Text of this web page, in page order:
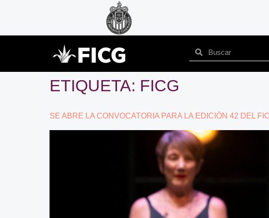
ETIQUETA: FICG
SE ABRE LA CONVOCATORIA PARA LA EDICIÓN 42 DEL